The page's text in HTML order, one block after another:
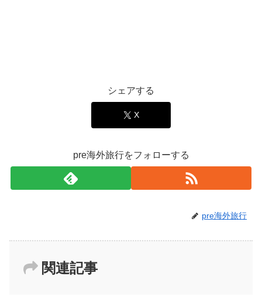
シェアする
X
pre海外旅行をフォローする
pre海外旅行
関連記事